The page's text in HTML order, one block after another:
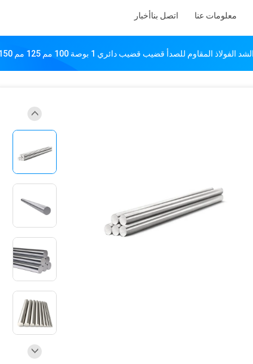
معلومات عنا اتصل بناأخبار